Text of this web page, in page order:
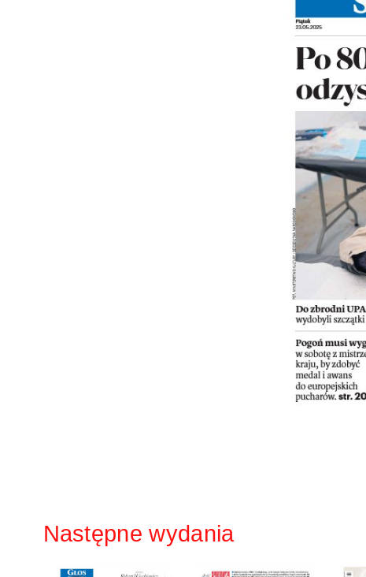
Następne wydania